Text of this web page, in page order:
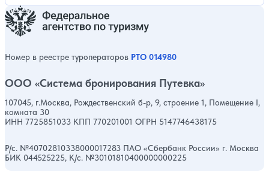
Номер в реестре туроператоров РТО 014980
ООО «Система бронирования Путевка»
107045, г.Москва, Рождественский б-р, 9, строение 1, Помещение I,
комната 30
ИНН 7725851033 КПП 770201001 ОГРН 5147746438175
Р/с. №40702810338000017283 ПАО «Сбербанк России» г. Москва
БИК 044525225, К/с. №30101810400000000225